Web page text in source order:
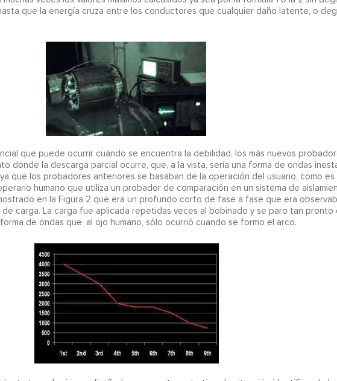
que la energía cruza entre los conductores que cualquier daño latente, o
que puede ocurrir cuándo se encuentra la debilidad, los más nuevos
donde la descarga parcial ocurre, que, a la vista, sería una forma de ondas
que los probadores anteriores se basaban de la operación del usuario, como es
humano que utiliza un probador de comparación en un sistema de
en la Figura 2 que era un profundo corto de fase a fase que era
carga. La carga fue aplicada repetidas veces al bobinado y se paro tan pronto
de ondas que, al ojo humano, sólo ocurrió cuando se formo el arco.